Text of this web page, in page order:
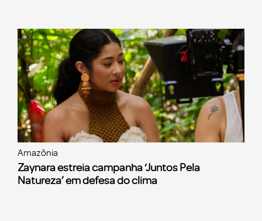
Amazônia
Zaynara estreia campanha ‘Juntos Pela
Natureza’ em defesa do clima